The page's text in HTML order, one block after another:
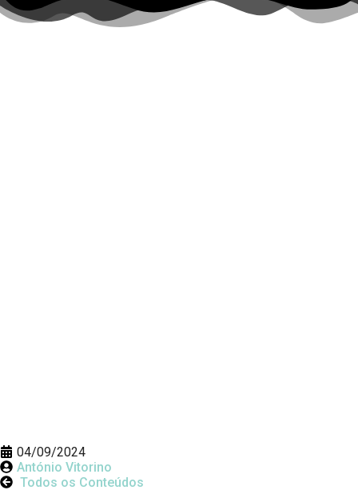
04/09/2024
António Vitorino
Todos os Conteúdos